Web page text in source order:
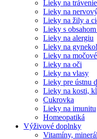
Lieky na trávenie
Lieky na
Lieky na žily a
Lieky s
Lieky na alergiu
Lieky na
Lieky na
Lieky na oči
Lieky na vlasy
Lieky pre ústnu
Lieky na kosti,
Cukrovka
Lieky na imunitu
Homeopatiká
Výživové doplnky
Vitamíny,